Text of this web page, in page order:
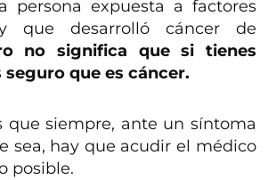
persona expuesta a factores
que desarrolló cáncer de
no significa que si tienes
seguro que es cáncer.
que siempre, ante un síntoma
sea, hay que acudir el médico
posible.